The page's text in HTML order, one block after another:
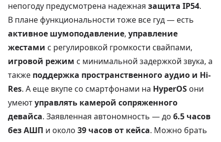
непогоду предусмотрена надежная защита IP54.
В плане функциональности тоже все гуд — есть
активное шумоподавление, управление
жестами с регулировкой громкости свайпами,
игровой режим с минимальной задержкой звука, а
также поддержка пространственного аудио и Hi-
Res. А еще вкупе со смартфонами на HyperOS они
умеютуправлять камерой сопряженного
девайса. Заявленная автономность — до 6.5 часов
без АШП и около 39 часов от кейса. Можно брать